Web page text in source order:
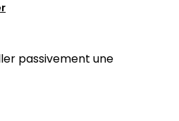
passivement une